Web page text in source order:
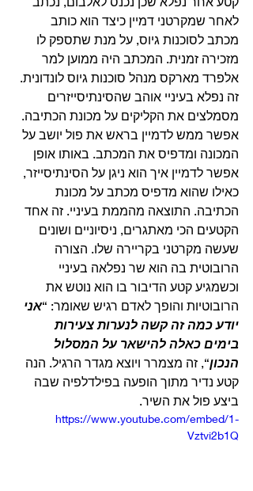
לאחר שמקרטני דמיין כיצד הוא כותב
מכתב לסוכנות גיוס, על מנת שתספק לו
מזכירה זמנית. המכתב היה ממוען למר
אלפרד מארקס מנהל סוכנות גיוס לונדונית.
זה נפלא בעיניי אוהב שהסינתיסייזרים
מסמלצים את הקליקים על מכונת הכתיבה.
אפשר ממש לדמיין בראש את פול יושב על
המכונה ומדפיס את המכתב. באותו אופן
אפשר לדמיין איך הוא ניגן על הסינתיסייזר,
כאילו שהוא מדפיס מכתב על מכונת
הכתיבה. התוצאה מהממת בעיניי. זה אחד
הקטעים הכי מאתגרים, ניסיוניים ושונים
שעשה מקרטני בקריירה שלו. הצורה
הרובוטית בה הוא שר נפלאה בעיניי
וכשמגיע קטע הדיבור בו הוא נוטש את
הרובוטיות והופך לאדם רגיש שאומר: “אני
יודע כמה זה קשה לנערות צעירות
בימים כאלה להישאר על המסלול
הנכון“, זה מצמרר ויוצא מגדר הרגיל. הנה
קטע נדיר מתוך הופעה בפילדלפיה שבה
ביצע פול את השיר.
https://www.youtube.com/embed/1-
Vztvi2b1Q